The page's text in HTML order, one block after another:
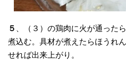
５
、（３）の鶏肉に火が通った
煮込む。具材が煮えたらほうれ
せれば出来上がり。